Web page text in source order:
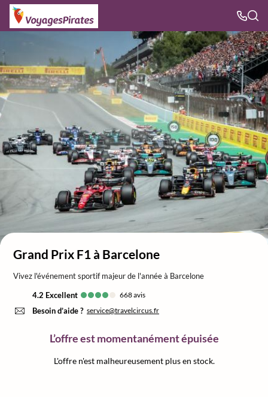
Grand Prix F1 à Barcelone
Vivez l'événement sportif majeur de l'année à Barcelone
4.2
excellent 668avis
Besoin d’aide ? service@travelcircus.fr
L’offre est momentanément épuisée
L'offre n'est malheureusement plus en stock.